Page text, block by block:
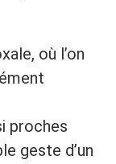
où l’on
proches
geste d’un